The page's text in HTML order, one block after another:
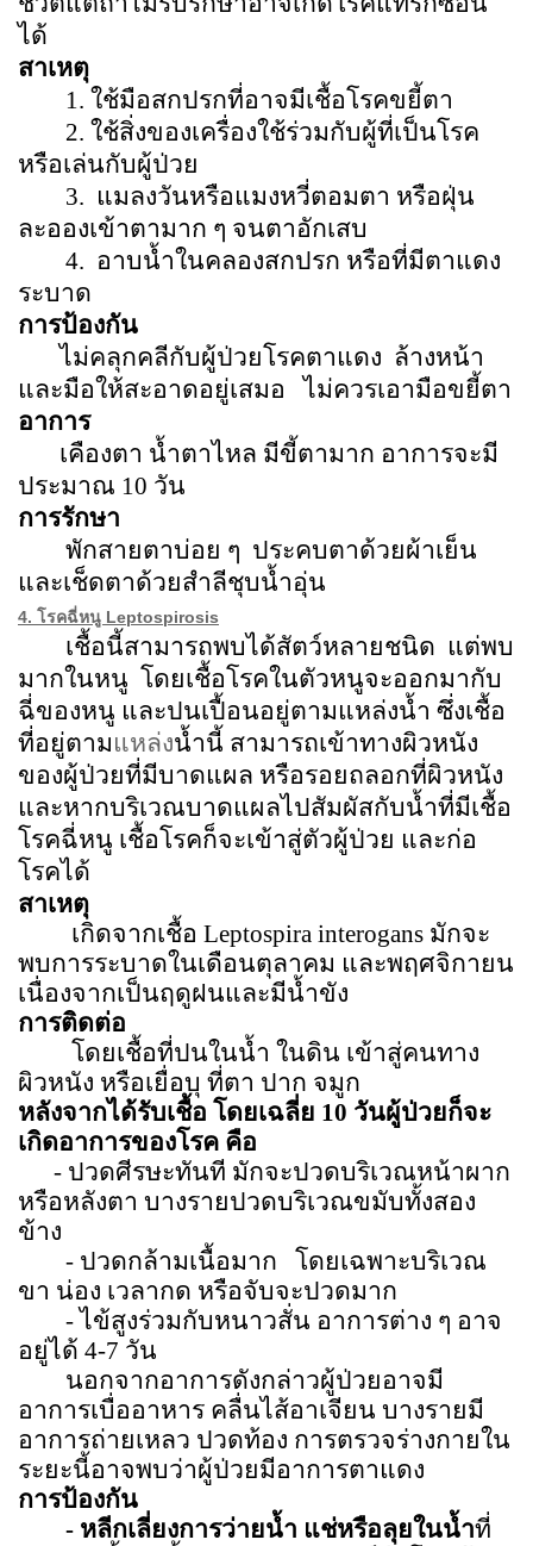
ได้
สาเหตุ
1. ใช้มือสกปรกที่อาจมีเชื้อโรคขยี้ตา
2. ใช้สิ่งของเครื่องใช้ร่วมกับผู้ที่เป็นโรค
หรือเล่นกับผู้ป่วย
3. แมลงวันหรือแมงหวี่ตอมตา หรือฝุ่น
ละอองเข้าตามาก ๆ จนตาอักเสบ
4. อาบน้ำในคลองสกปรก หรือที่มีตาแดง
ระบาด
การป้องกัน
ไม่คลุกคลีกับผู้ป่วยโรคตาแดง ล้างหน้า
และมือให้สะอาดอยู่เสมอ
ไม่ควรเอามือขยี้ตา
อาการ
เคืองตา น้ำตาไหล มีขี้ตามาก อาการจะมี
ประมาณ 10 วัน
การรักษา
พักสายตาบ่อย ๆ ประคบตาด้วยผ้าเย็น
และเช็ดตาด้วยสำลีชุบน้ำอุ่น
4. โรคฉี่หนู Leptospirosis
เชื้อนี้สามารถพบได้สัตว์หลายชนิด แต่พบ
มากในหนู โดยเชื้อโรคในตัวหนูจะออกมากับ
ฉี่ของหนู และปนเปื้อนอยู่ตามแหล่งน้ำ ซึ่งเชื้อ
ที่อยู่ตามแหล่งน้ำนี้ สามารถเข้าทางผิวหนัง
ของผู้ป่วยที่มีบาดแผล หรือรอยถลอกที่ผิวหนัง
และหากบริเวณบาดแผลไปสัมผัสกับน้ำที่มีเชื้อ
โรคฉี่หนู เชื้อโรคก็จะเข้าสู่ตัวผู้ป่วย และก่อ
โรคได้
สาเหตุ
เกิดจากเชื้อ Leptospira interogans มักจะ
พบการระบาดในเดือนตุลาคม และพฤศจิกายน
เนื่องจากเป็นฤดูฝนและมีน้ำขัง
การติดต่อ
โดยเชื้อที่ปนในน้ำ ในดิน เข้าสู่คนทาง
ผิวหนัง หรือเยื่อบุ ที่ตา ปาก จมูก
หลังจากได้รับเชื้อ โดยเฉลี่ย 10 วันผู้ป่วยก็จะ
เกิดอาการของโรค คือ
- ปวดศีรษะทันที มักจะปวดบริเวณหน้าผาก
หรือหลังตา บางรายปวดบริเวณขมับทั้งสอง
ข้าง
- ปวดกล้ามเนื้อมาก
โดยเฉพาะบริเวณ
ขา น่อง เวลากด หรือจับจะปวดมาก
- ไข้สูงร่วมกับหนาวสั่น อาการต่าง ๆ อาจ
อยู่ได้ 4-7 วัน
นอกจากอาการดังกล่าวผู้ป่วยอาจมี
อาการเบื่ออาหาร คลื่นไส้อาเจียน บางรายมี
อาการถ่ายเหลว ปวดท้อง การตรวจร่างกายใน
ระยะนี้อาจพบว่าผู้ป่วยมีอาการตาแดง
การป้องกัน
- หลีกเลี่ยงการว่ายน้ำ แช่หรือลุยในน้ำที่